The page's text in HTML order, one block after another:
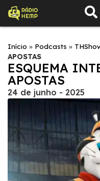
Início » Podcasts »
APOSTAS
ESQUEMA
APOSTAS
24 de junho - 2025